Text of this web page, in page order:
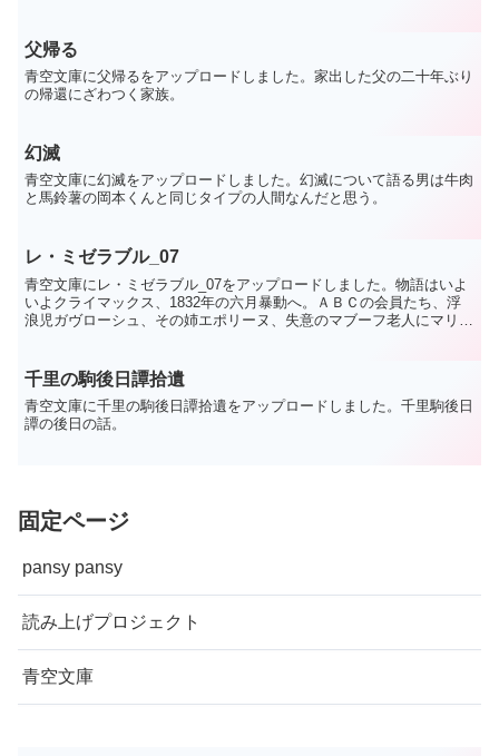
父帰る
青空文庫に父帰るをアップロードしました。家出した父の二十年ぶり
の帰還にざわつく家族。
幻滅
青空文庫に幻滅をアップロードしました。幻滅について語る男は牛肉
と馬鈴薯の岡本くんと同じタイプの人間なんだと思う。
レ・ミゼラブル_07
青空文庫にレ・ミゼラブル_07をアップロードしました。物語はいよ
いよクライマックス、1832年の六月暴動へ。ＡＢＣの会員たち、浮
浪児ガヴローシュ、その姉エポリーヌ、失意のマブーフ老人にマリユ
千里の駒後日譚拾遺
青空文庫に千里の駒後日譚拾遺をアップロードしました。千里駒後日
譚の後日の話。
固定ページ
pansy pansy
読み上げプロジェクト
青空文庫